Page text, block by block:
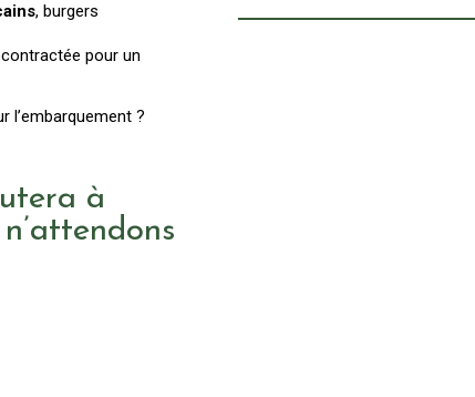
, burgers
pour un
l’embarquement ?
à